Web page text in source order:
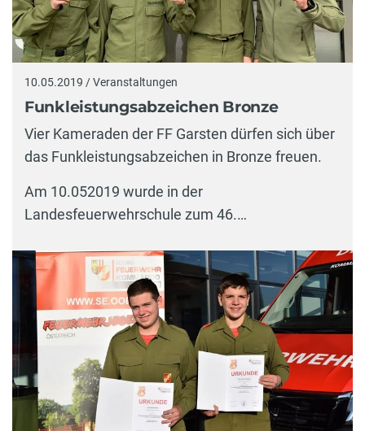
10.05.2019 / Veranstaltungen
Funkleistungsabzeichen Bronze
Vier Kameraden der FF Garsten dürfen sich über
das Funkleistungsabzeichen in Bronze freuen.
Am 10.052019 wurde in der
Landesfeuerwehrschule zum 46.…